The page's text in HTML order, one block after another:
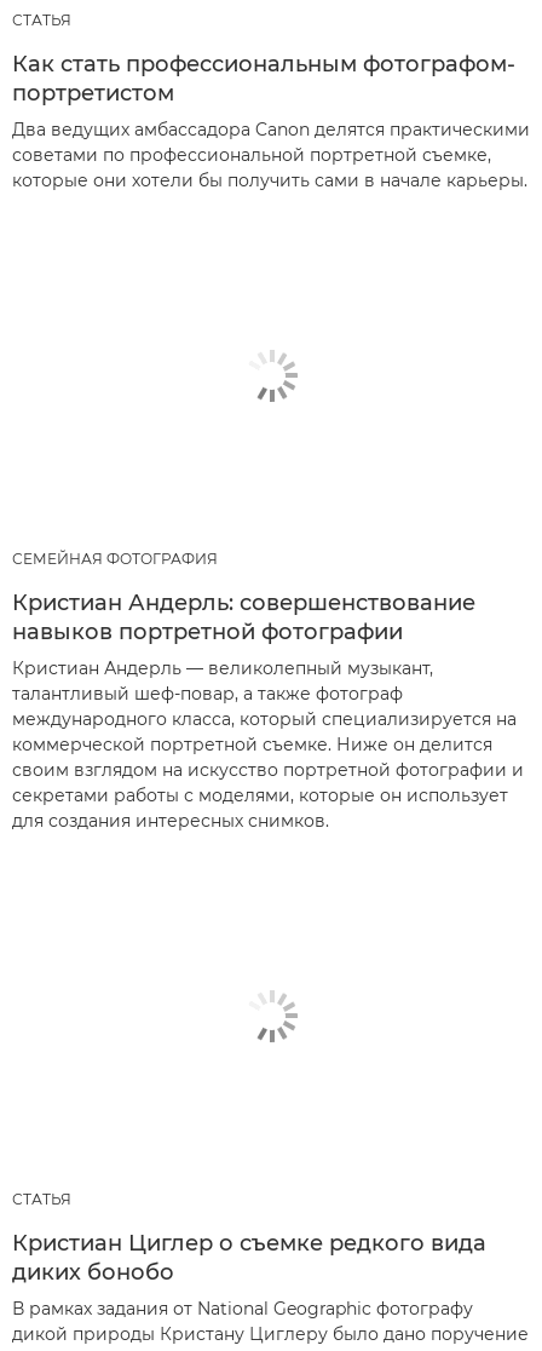
СТАТЬЯ
Как стать профессиональным фотографом-
портретистом
Два ведущих амбассадора Canon делятся практическими
советами по профессиональной портретной съемке,
которые они хотели бы получить сами в начале карьеры.
СЕМЕЙНАЯ ФОТОГРАФИЯ
Кристиан Андерль: совершенствование
навыков портретной фотографии
Кристиан Андерль — великолепный музыкант,
талантливый шеф-повар, а также фотограф
международного класса, который специализируется на
коммерческой портретной съемке. Ниже он делится
своим взглядом на искусство портретной фотографии и
секретами работы с моделями, которые он использует
для создания интересных снимков.
СТАТЬЯ
Кристиан Циглер о съемке редкого вида
диких бонобо
В рамках задания от National Geographic фотографу
дикой природы Кристану Циглеру было дано поручение